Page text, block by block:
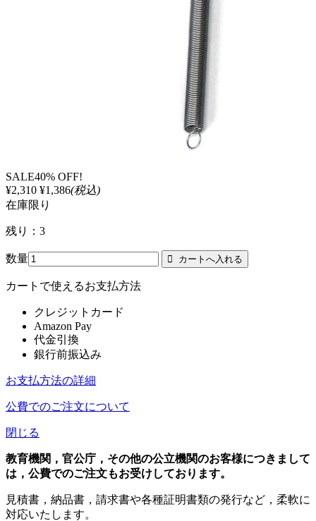
SALE40% OFF!
¥2,310 ¥1,386(税込)
在庫限り
残り：3
数量
カートで使えるお支払方法
クレジットカード
Amazon Pay
代金引換
銀行前振込み
お支払方法の詳細
公費でのご注文について
閉じる
教育機関，官公庁，その他の公立機関のお客様につきまして
は，公費でのご注文もお受けしております。
見積書，納品書，請求書や各種証明書類の発行など，柔軟に
対応いたします。